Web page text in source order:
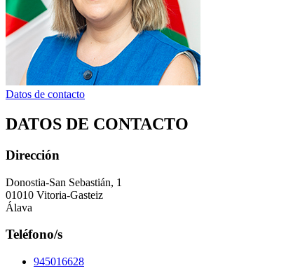
Datos de contacto
DATOS DE CONTACTO
Dirección
Donostia-San Sebastián, 1
01010 Vitoria-Gasteiz
Álava
Teléfono/s
945016628